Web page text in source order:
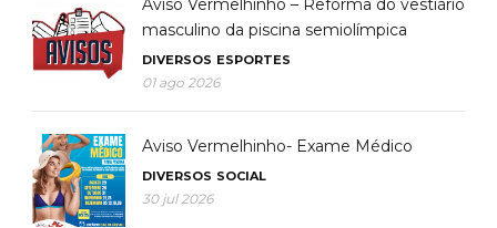
Aviso Vermelhinho – Reforma do vestiário
masculino da piscina semiolímpica
DIVERSOS ESPORTES
01 ago 2026
Aviso Vermelhinho- Exame Médico
DIVERSOS SOCIAL
30 jul 2026